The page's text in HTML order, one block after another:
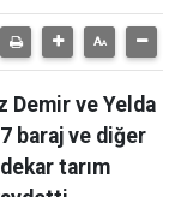
Demir ve Yelda
baraj ve diğer
tarım